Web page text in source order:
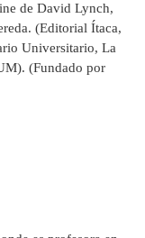
de David Lynch,
(Editorial Ítaca,
Universitario, La
(Fundado por